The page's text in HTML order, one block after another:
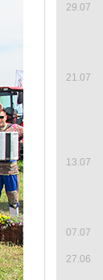
29.07
21.07
13.07
07.07
27.06